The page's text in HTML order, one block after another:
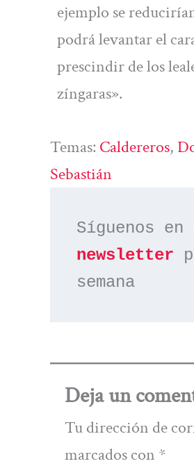
ejemplo se
podrá levantar el
prescindir de los
zíngaras».
Temas: Caldereros,
Sebastián
Síguenos
newsletter
semana
Deja un
Tu dirección de
marcados con *